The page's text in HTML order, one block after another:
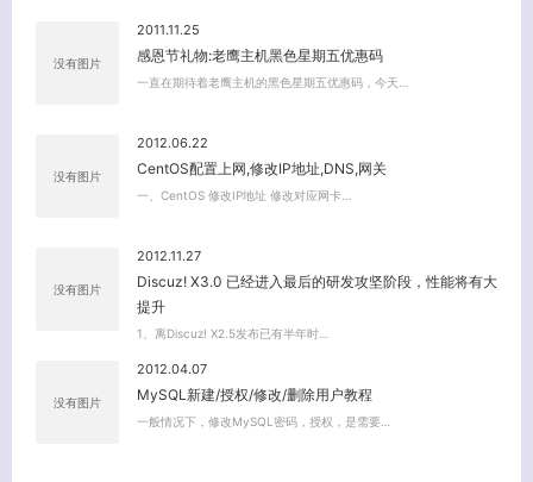
没有图片
2011.11.25
感恩节礼物:老鹰主机黑色星期五优惠码
一直在期待着老鹰主机的黑色星期五优惠码，今天…
没有图片
2012.06.22
CentOS配置上网,修改IP地址,DNS,网关
一、CentOS 修改IP地址 修改对应网卡…
没有图片
2012.11.27
Discuz! X3.0 已经进入最后的研发攻坚阶段，性能将有大
提升
1、离Discuz! X2.5发布已有半年时…
没有图片
2012.04.07
MySQL新建/授权/修改/删除用户教程
一般情况下，修改MySQL密码，授权，是需要…